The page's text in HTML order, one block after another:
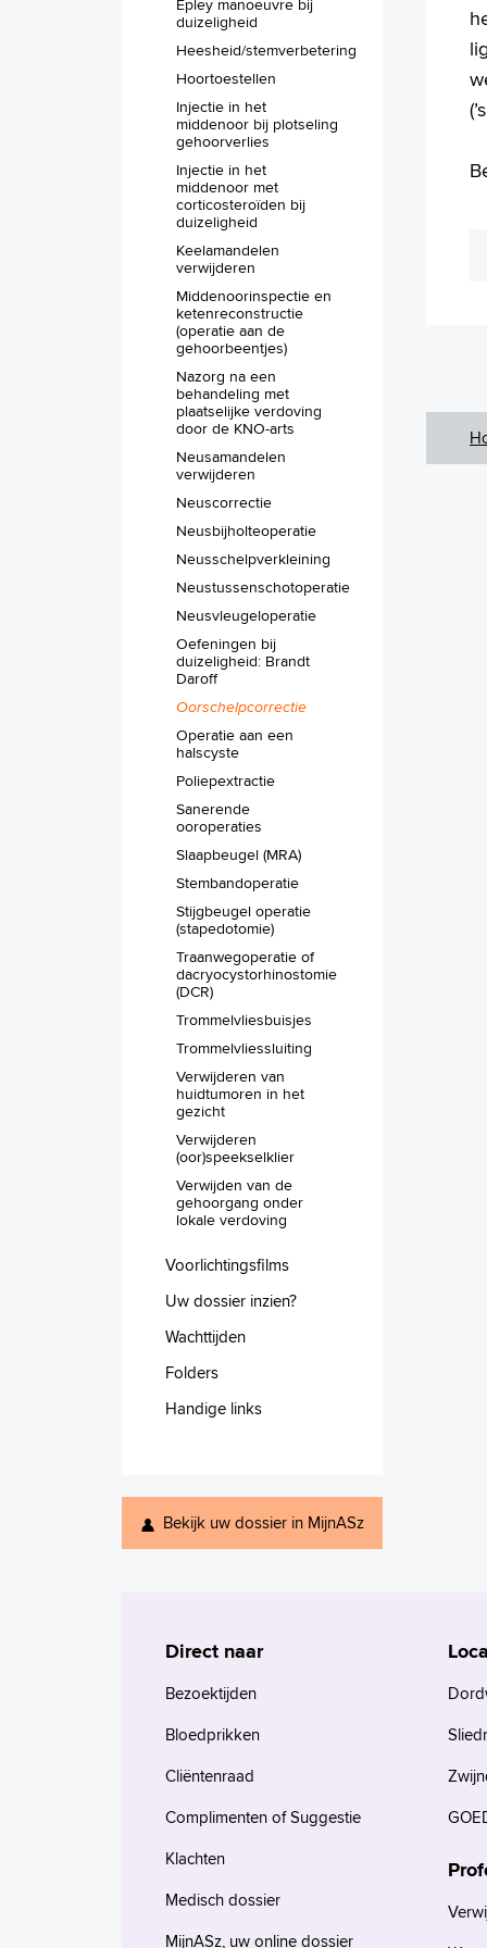
duizeligheid
Heesheid/stemverbetering
Hoortoestellen
Injectie in het
middenoor bij plotseling
gehoorverlies
Injectie in het
middenoor met
corticosteroïden bij
duizeligheid
Keelamandelen
verwijderen
Middenoorinspectie en
ketenreconstructie
(operatie aan de
gehoorbeentjes)
Nazorg na een
behandeling met
plaatselijke verdoving
door de KNO-arts
Neusamandelen
verwijderen
Neuscorrectie
Neusbijholteoperatie
Neusschelpverkleining
Neustussenschotoperatie
Neusvleugeloperatie
Oefeningen bij
duizeligheid: Brandt
Daroff
Oorschelpcorrectie
Operatie aan een
halscyste
Poliepextractie
Sanerende
ooroperaties
Slaapbeugel (MRA)
Stembandoperatie
Stijgbeugel operatie
(stapedotomie)
Traanwegoperatie of
dacryocystorhinostomie
(DCR)
Trommelvliesbuisjes
Trommelvliessluiting
Verwijderen van
huidtumoren in het
gezicht
Verwijderen
(oor)speekselklier
Verwijden van de
gehoorgang onder
lokale verdoving
Voorlichtingsfilms
Uw dossier inzien?
Wachttijden
Folders
Handige links
Bekijk uw dossier in MijnASz
Direct naar
Bezoektijden
Bloedprikken
Cliëntenraad
Complimenten of Suggestie
Klachten
Medisch dossier
MijnASz, uw online dossier